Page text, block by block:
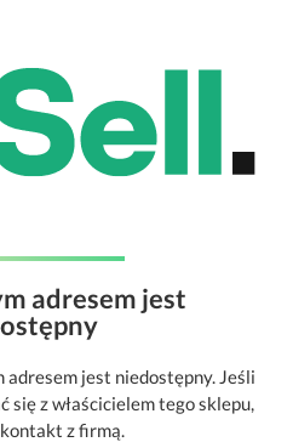
adresem jest
jest niedostępny. Jeśli
z właścicielem tego sklepu,
z firmą.